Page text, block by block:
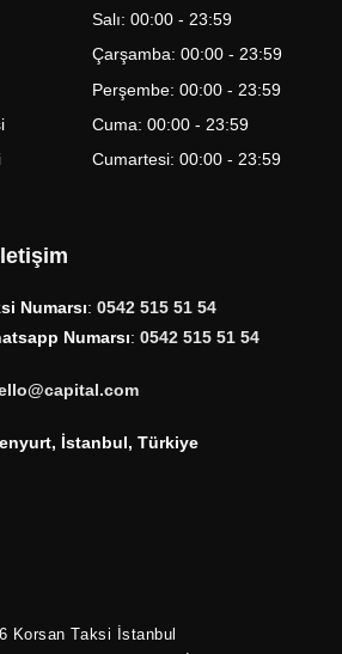
Salı: 00:00 - 23:59
Çarşamba: 00:00 - 23:59
Perşembe: 00:00 - 23:59
Cuma: 00:00 - 23:59
Cumartesi: 00:00 - 23:59
Numarsı: 0542 515 51 54
Numarsı: 0542 515 51 54
İstanbul, Türkiye
Korsan Taksi İstanbul